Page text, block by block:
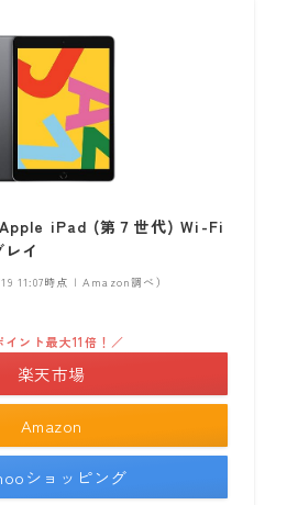
Apple iPad (第７世代) Wi-Fi
イ
19 11:07時点 | Amazon調べ）
Amazon
イント最大11倍！／
楽天市場
ショッピング